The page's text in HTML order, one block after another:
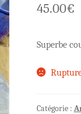
45.00€
Superbe
Catégorie :